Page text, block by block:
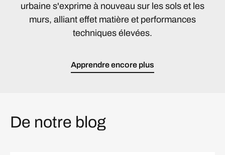
urbaine s'exprime à nouveau sur les sols et les
murs, alliant effet matière et performances
techniques élevées.
Apprendre encore plus
De notre blog